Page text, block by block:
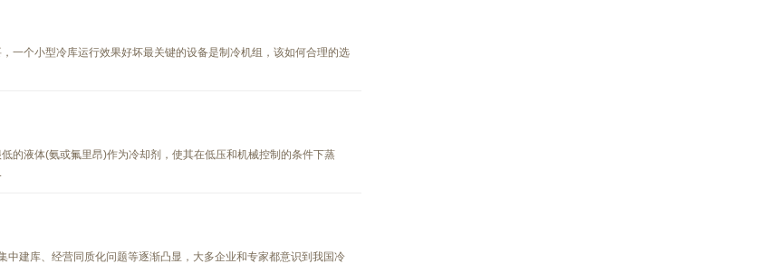
一个小型冷库运行效果好坏最关键的设备是制冷机组，该如何合理的选
的液体(氨或氟里昂)作为冷却剂，使其在低压和机械控制的条件下蒸
建库、经营同质化问题等逐渐凸显，大多企业和专家都意识到我国冷